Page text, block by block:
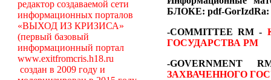
редактор создаваемой сети
информационных порталов
«ВЫХОД ИЗ КРИЗИСА»
(первый базовый
информационный портал
www.exitfromcris.h18.ru
создан в 2009 году и
БЛОКЕ: pdf-GorIzdRa:
-COMMITTEE RM -
ГОСУДАРСТВА РМ
-
ЗАХВАЧЕННОГО